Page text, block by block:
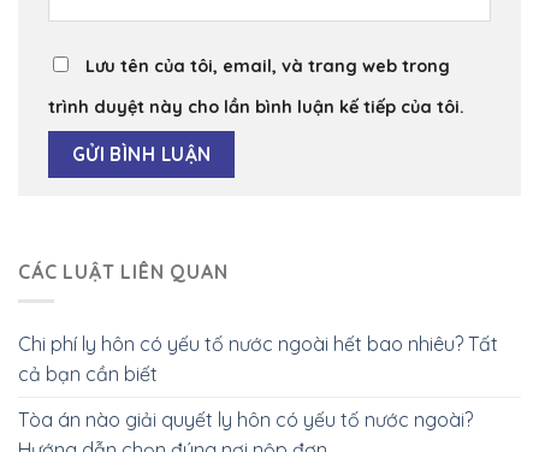
Lưu tên của tôi, email, và trang web trong
trình duyệt này cho lần bình luận kế tiếp của tôi.
CÁC LUẬT LIÊN QUAN
Chi phí ly hôn có yếu tố nước ngoài hết bao nhiêu? Tất
cả bạn cần biết
Tòa án nào giải quyết ly hôn có yếu tố nước ngoài?